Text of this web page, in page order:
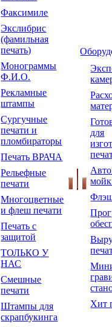
Факсимиле
Экслибрис
(фамильная
печать)
Монограммы
Ф.И.О.
Рекламные
штампы
Сургучные
печати и
пломбираторы
Печать ВРАЧА
Рельефные
печати
Многоцветные
и флеш печати
Печать с
защитой
ТОЛЬКО У
НАС
Смешные
печати
Штампы для
скрапбукинга
для
Хит